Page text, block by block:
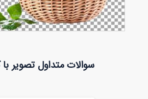
سوالات متداول تصویر